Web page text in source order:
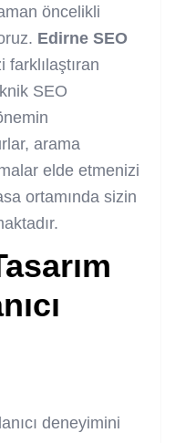
öncelikli
Edirne SEO
farklılaştıran
SEO
arama
elde etmenizi
ortamında sizin
deneyimini